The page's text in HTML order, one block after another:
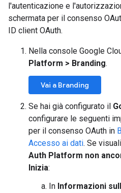
l'autenticazione e
schermata per il consenso
ID client OAuth.
Nella console Google
Platform > Branding.
Vai a Branding
Se hai già configurato il
configurare le seguenti
per il consenso OAuth in
Accesso ai dati. Se
Auth Platform non
Inizia:
In Informazioni